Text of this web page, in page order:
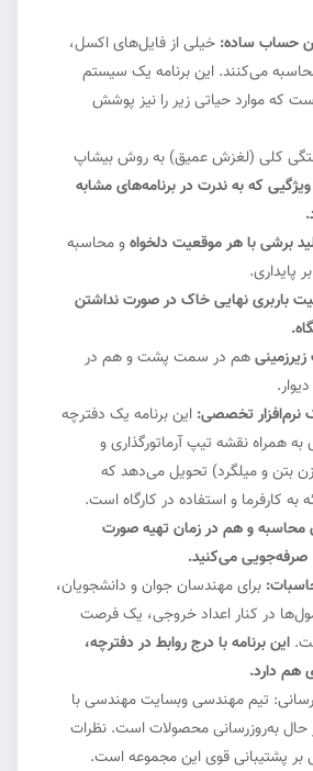
حساب ساده: خیلی از فایل‌های اکسل،
می‌کنند. این برنامه یک سیستم
که موارد حیاتی زیر را نیز پوشش
کلی (لغزش عمیق) به روش بیشاپ
ویژگیی که به ندرت در برنامه‌های مشابه
برشی با هر موقعیت دلخواهو محاسبه
پایداری.
باربری نهایی خاک در صورت نداشتن
هم در سمت پشت و هم در
تخصصی: این برنامه یک دفترچه
همراه نقشه تیپ آرماتورگذاری و
بتن و میلگرد) تحویل می‌دهد که
به کارفرما و استفاده در کارگاه است.
محاسبه و هم در زمان تهیه صورت
صرفه‌جویی می‌کنید.
برای مهندسان جوان و دانشجویان،
در کنار اعداد خروجی، یک فرصت
این برنامه با درج روابط در دفترچه،
هم دارد.
تیم مهندسی وبسایت مهندسی با
حال به‌روزرسانی محصولات است. نظرات
بر پشتیبانی قوی این مجموعه است.